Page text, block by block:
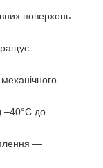
поверхонь
–40°C до
—